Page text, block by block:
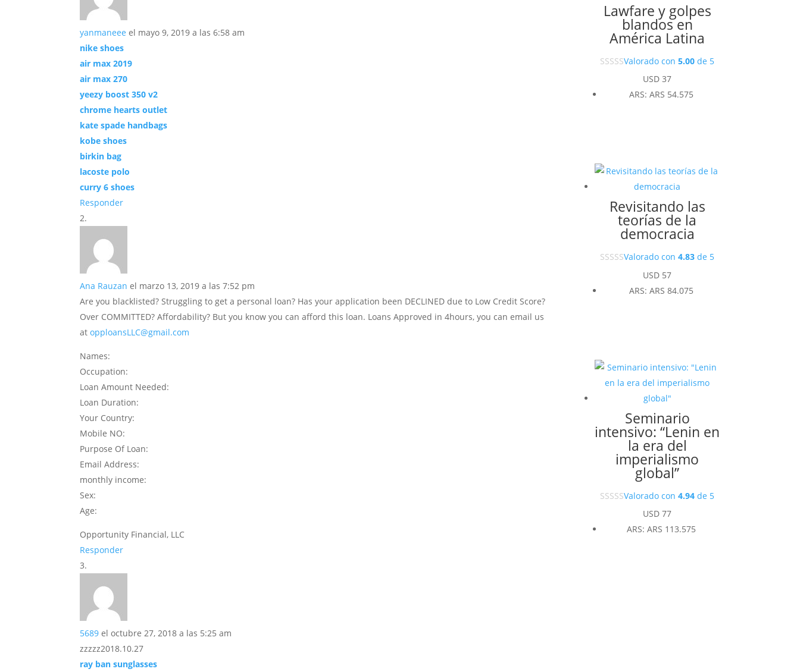
yanmaneee el mayo 9, 2019 a las 6:58 am
nike shoes
air max 2019
air max 270
yeezy boost 350 v2
chrome hearts outlet
kate spade handbags
kobe shoes
birkin bag
lacoste polo
curry 6 shoes
Responder
Ana Rauzan el marzo 13, 2019 a las 7:52 pm
Are you blacklisted? Struggling to get a personal loan? Has your application been DECLINED due to Low Credit Score?
Over COMMITTED? Affordability? But you know you can afford this loan. Loans Approved in 4hours, you can email us
atopploansLLC@gmail.com
Names:
Occupation:
Loan Amount Needed:
Loan Duration:
Your Country:
Mobile NO:
Purpose Of Loan:
Email Address:
monthly income:
Sex:
Age:
Opportunity Financial, LLC
Responder
5689 el octubre 27, 2018 a las 5:25 am
zzzzz2018.10.27
ray ban sunglasses
Lawfare y golpes
blandos en
América Latina
Valorado con5.00 de 5
USD 37
ARS:ARS 54.575
Revisitando las
teorías de la
democracia
Valorado con4.83 de 5
USD 57
ARS:ARS 84.075
Seminario
intensivo: “Lenin en
la era del
imperialismo
global”
Valorado con4.94 de 5
USD 77
ARS:ARS 113.575